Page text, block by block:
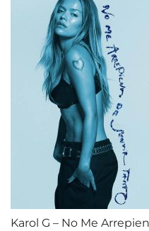
Karol G – No Me